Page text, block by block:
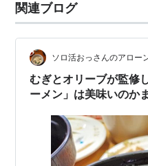
関連ブログ
ソロ活おっさんのアロー
むぎとオリーブが監修
ーメン」は美味いのか